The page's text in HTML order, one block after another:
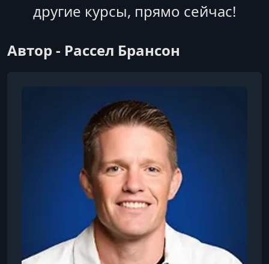
другие курсы, прямо сейчас!
Автор - ​Рассел Брансон